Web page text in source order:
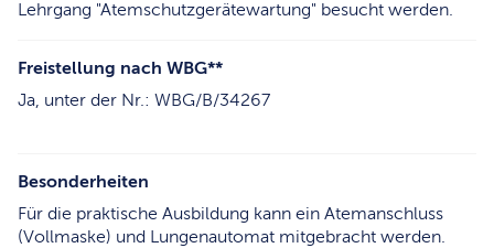
Lehrgang "Atemschutzgerätewartung" besucht werden.
Freistellung nach WBG**
Ja, unter der Nr.: WBG/B/34267
Besonderheiten
Für die praktische Ausbildung kann ein Atemanschluss
(Vollmaske) und Lungenautomat mitgebracht werden.